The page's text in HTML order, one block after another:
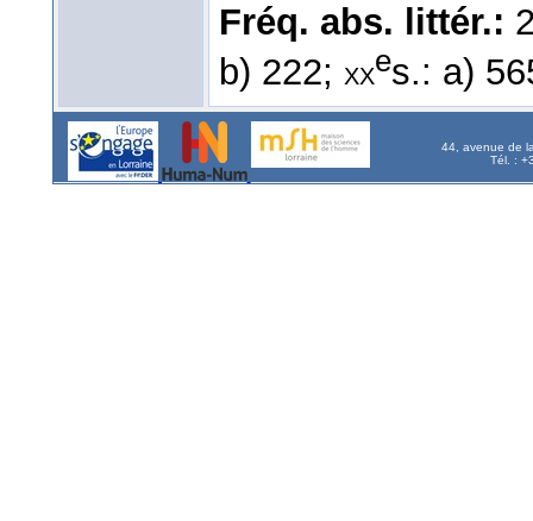
Fréq. abs. littér.:
b) 222; xxes.: a)
44, avenue de
Tél. :